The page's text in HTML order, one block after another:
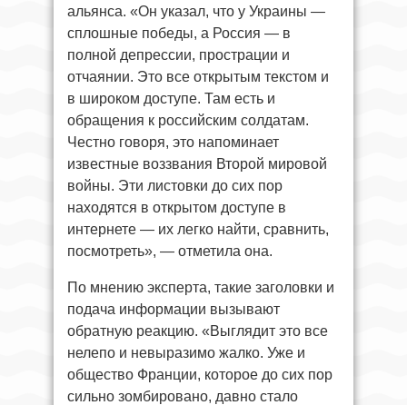
альянса. «Он указал, что у Украины —
сплошные победы, а Россия — в
полной депрессии, прострации и
отчаянии. Это все открытым текстом и
в широком доступе. Там есть и
обращения к российским солдатам.
Честно говоря, это напоминает
известные воззвания Второй мировой
войны. Эти листовки до сих пор
находятся в открытом доступе в
интернете — их легко найти, сравнить,
посмотреть», — отметила она.
По мнению эксперта, такие заголовки и
подача информации вызывают
обратную реакцию. «Выглядит это все
нелепо и невыразимо жалко. Уже и
общество Франции, которое до сих пор
сильно зомбировано, давно стало